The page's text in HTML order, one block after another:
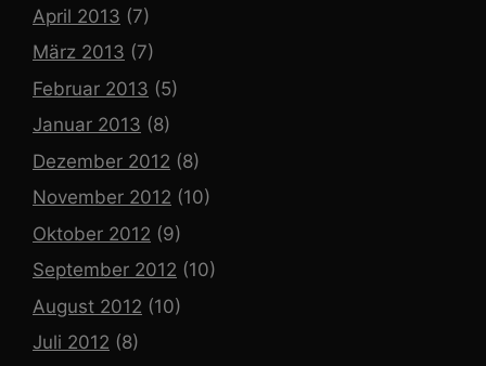
April 2013 (7)
März 2013 (7)
Februar 2013 (5)
Januar 2013 (8)
Dezember 2012 (8)
November 2012 (10)
Oktober 2012 (9)
September 2012 (10)
August 2012 (10)
Juli 2012 (8)